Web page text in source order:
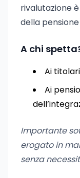
rivalutazione è
della
A chi
Ai
Ai
Importante
erogato in
senza